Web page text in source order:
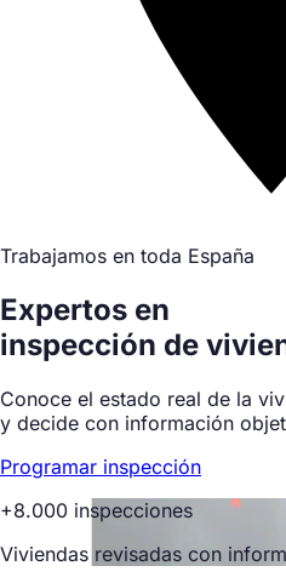
Trabajamos en toda España
Expertos en
inspección de
Conoce el estado real de la
y decide con información
Programar inspección
+8.000 inspecciones
Viviendas revisadas con